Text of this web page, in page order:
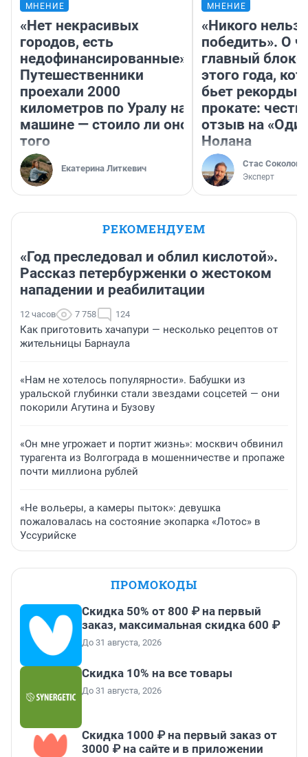
МНЕНИЕ
«Нет некрасивых
городов, есть
недофинансированные».
Путешественники
проехали 2000
километров по Уралу на
машине — стоило ли оно
того
Екатерина Литкевич
МНЕНИЕ
«Никого нельзя
победить». О
главный
этого года,
бьет рекорды в
прокате:
отзыв на
Нолана
Стас Соколов
Эксперт
РЕКОМЕНДУЕМ
«Год преследовал и облил кислотой».
Рассказ петербурженки о жестоком
нападении и реабилитации
12 часов 7 758 124
Как приготовить хачапури — несколько рецептов от
жительницы Барнаула
«Нам не хотелось популярности». Бабушки из
уральской глубинки стали звездами соцсетей — они
покорили Агутина и Бузову
«Он мне угрожает и портит жизнь»: москвич обвинил
турагента из Волгограда в мошенничестве и пропаже
почти миллиона рублей
«Не вольеры, а камеры пыток»: девушка
пожаловалась на состояние экопарка «Лотос» в
Уссурийске
ПРОМОКОДЫ
Скидка 50% от 800 ₽ на первый
заказ, максимальная скидка 600 ₽
До 31 августа, 2026
Скидка 10% на все товары
До 31 августа, 2026
Скидка 1000 ₽ на первый заказ от
3000 ₽ на сайте и в приложении